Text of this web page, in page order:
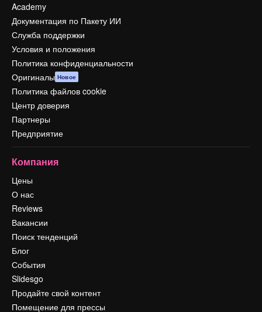
Academy
Документация по Пакету ИИ
Служба поддержки
Условия и положения
Политика конфиденциальности
Оригиналы Новое
Политика файлов cookie
Центр доверия
Партнеры
Предприятие
Компания
Цены
О нас
Reviews
Вакансии
Поиск тенденций
Блог
События
Slidesgo
Продайте свой контент
Помещение для прессы